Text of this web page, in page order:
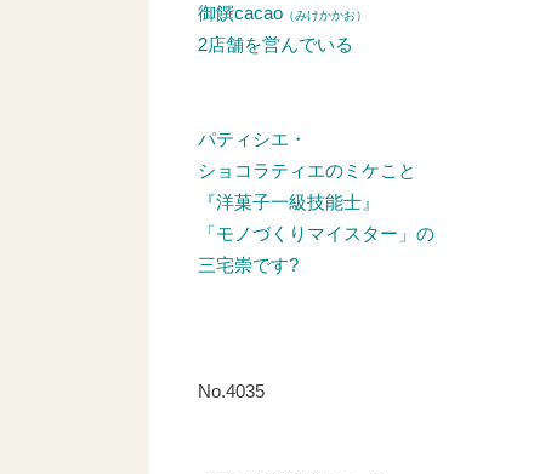
御饌cacao （みけかかお）
2店舗を営んでいる
パティシエ・
ショコラティエのミケこと
『洋菓子一級技能士』
「モノづくりマイスター」の
三宅崇です?
No.4035